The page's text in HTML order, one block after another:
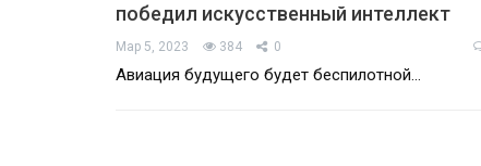
победил искусственный интеллект
Мар 5, 2023 384 0
Авиация будущего будет беспилотной…